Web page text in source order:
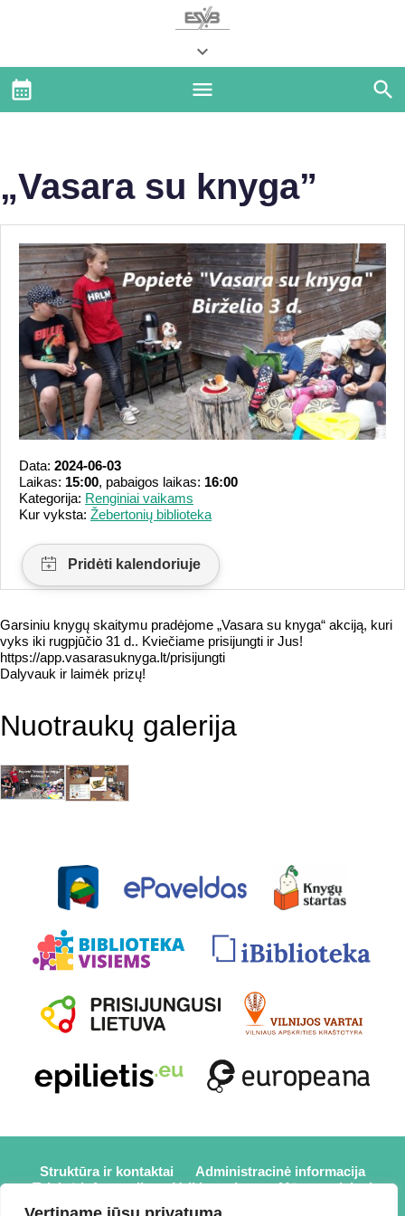
„Vasara su knyga”
Data: 2024-06-03
Laikas: 15:00, pabaigos laikas: 16:00
Kategorija: Renginiai vaikams
Kur vyksta: Žebertonių biblioteka
Garsiniu knygų skaitymu pradėjome „Vasara su knyga“ akciją, kuri
vyks iki rugpjūčio 31 d.. Kviečiame prisijungti ir Jus!
https://app.vasarasuknyga.lt/prisijungti
Dalyvauk ir laimėk prizų!
Nuotraukų galerija
Struktūra ir kontaktai
Administracinė informacija
Teisinė informacija
Veiklos sritys
Mūsų projektai
Karjera
Partneriai